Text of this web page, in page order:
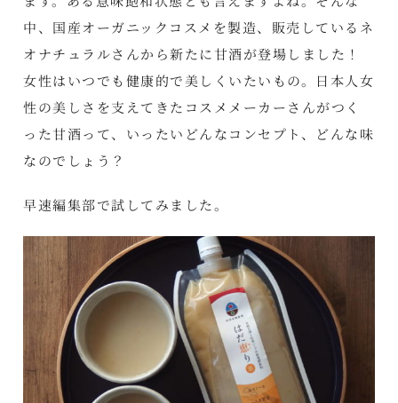
中、国産オーガニックコスメを製造、販売しているネ
オナチュラルさんから新たに甘酒が登場しました！
女性はいつでも健康的で美しくいたいもの。日本人女
性の美しさを支えてきたコスメメーカーさんがつく
った甘酒って、いったいどんなコンセプト、どんな味
なのでしょう？
早速編集部で試してみました。